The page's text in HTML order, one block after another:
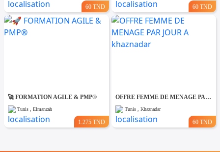
60 TND 60 TND
🚀 FORMATION AGILE & PMP®
Tunis , Elmanzah
1.275 TND
OFFRE FEMME DE MENAGE PAR JOUR A khaznadar
Tunis , Khaznadar
60 TND